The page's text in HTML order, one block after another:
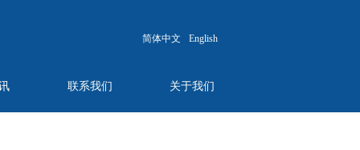
联系我们 关于我们
简体中文 English